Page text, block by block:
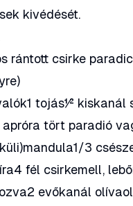
kivédését.
rántott csirke
tojás½ kiskanál
apróra tört paradió
3
fél csirkemell,
evőkanál